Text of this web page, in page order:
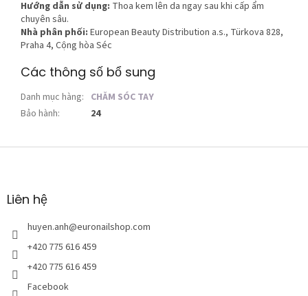
Hướng dẫn sử dụng: Thoa kem lên da ngay sau khi cấp ẩm
chuyên sâu.
Nhà phân phối: European Beauty Distribution a.s., Türkova 828,
Praha 4, Cộng hòa Séc
Các thông số bổ sung
Danh mục hàng: CHĂM SÓC TAY
Bảo hành: 24
C
nLiên hệ
huyen.anh@euronailshop.com
+420 775 616 459
+420 775 616 459
Facebook